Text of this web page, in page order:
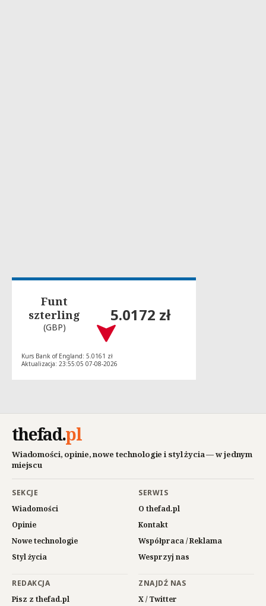
Funt
szterling
(GBP)
5.0172 zł
Kurs Bank of England: 5.0161 zł
Aktualizacja: 23:55:05 07-08-2026
thefad.pl
Wiadomości, opinie, nowe technologie i styl życia — w jednym
miejscu
SEKCJE
Wiadomości
Opinie
Nowe technologie
Styl życia
SERWIS
O thefad.pl
Kontakt
Współpraca / Reklama
Wesprzyj nas
REDAKCJA
Pisz z thefad.pl
ZNAJDŹ NAS
X / Twitter